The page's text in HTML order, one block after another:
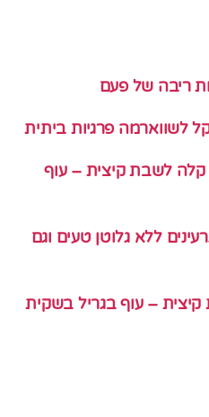
ריבה של פעם
לשווארמה פרגיות ביתית
לשבת קיצית – עוף
ללא גלוטן טעים וגם
– עוף בגריל בשקית